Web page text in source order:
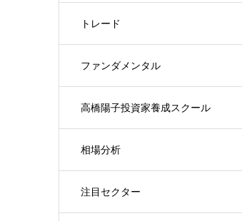
トレード
ファンダメンタル
高橋陽子投資家養成スクール
相場分析
注目セクター